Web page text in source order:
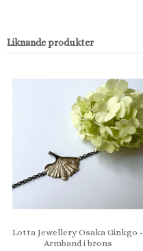
Liknande produkter
Lotta Jewellery Osaka Ginkgo -
Armband i brons